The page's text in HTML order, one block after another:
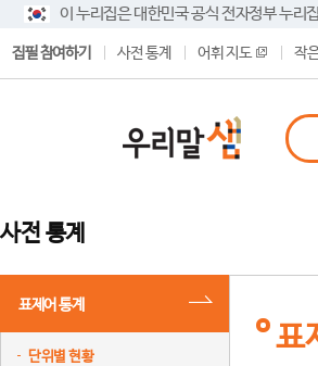
이 누리집은 대한민국 공식 전자정부 누리
집필 참여하기 사전 통계 어휘 지도 작
사전 통계
표제어 통계
단위별 현황
표